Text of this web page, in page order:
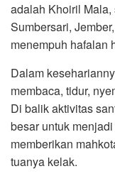
adalah Khoiril
Sumbersari,
menempuh hafalan
Dalam
membaca, tidur,
Di balik aktivitas
besar untuk
memberikan
tuanya kelak.